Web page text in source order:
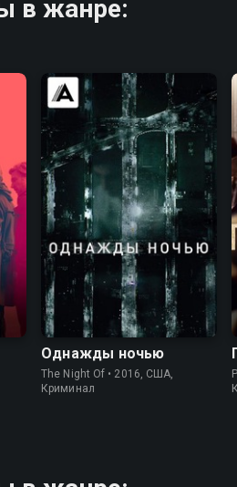
в жанре:
7.8 8.4
Однажды ночью
The Night Of • 2016, США,
Криминал